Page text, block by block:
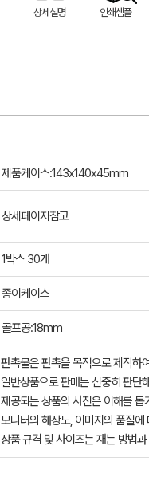
상세설명 인쇄샘플
제품케이스:143x140x45mm
상세페이지참고
1박스 30개
종이케이스
골프공:18mm
판촉물은 판촉을 목적으로 제작하
일반상품으로 판매는 신중히 판단
제공되는 상품의 사진은 이해를
모니터의 해상도, 이미지의 품질
상품 규격 및 사이즈는 재는 방법